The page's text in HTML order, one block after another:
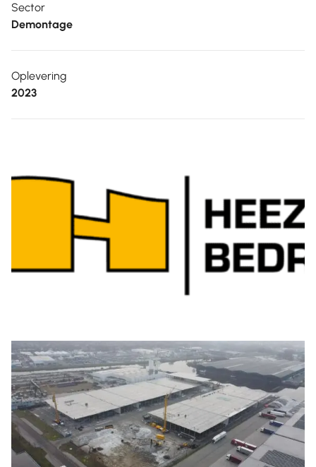
Sector
Demontage
Oplevering
2023